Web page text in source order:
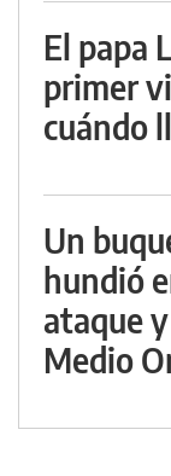
El papa
primer
cuándo
Un
hundió
ataque
Medio